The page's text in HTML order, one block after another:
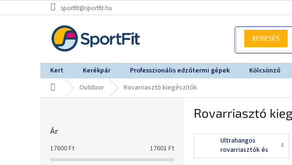
a
sportfit@sportfit.hu
Kert Kerékpár Professzionális edzőtermi gépek Kölcsönző
KezdőlapOutdoor Rovarriasztó kiegészítők
Ár
17600Ft 17601 Ft
Rovarriasztó
Ultrahangos
rovarriasztók és
riasztó szerek